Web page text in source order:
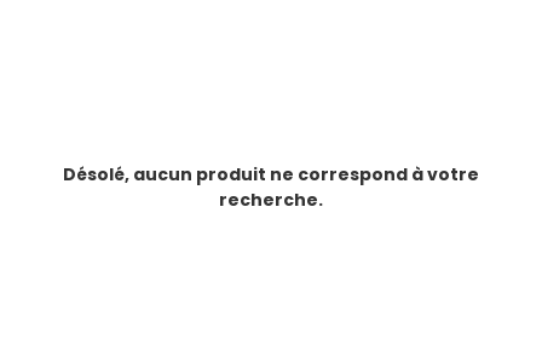
Désolé, aucun produit ne correspond à votre
recherche.